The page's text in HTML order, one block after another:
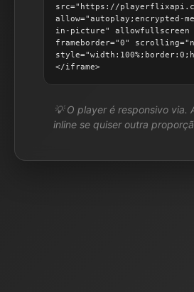
src="https://
allow="autoplay;encrypted-
in-picture" allowfullscreen
frameborder="0"
</iframe>
💡 O player é responsivo via.
inline se quiser outra